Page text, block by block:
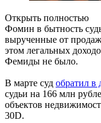
Открыть полностью
Фомин в бытность
вырученные от
этом легальных
Фемиды не было.
В марте суд обратил в
судьи на 166 млн
объектов
30D.